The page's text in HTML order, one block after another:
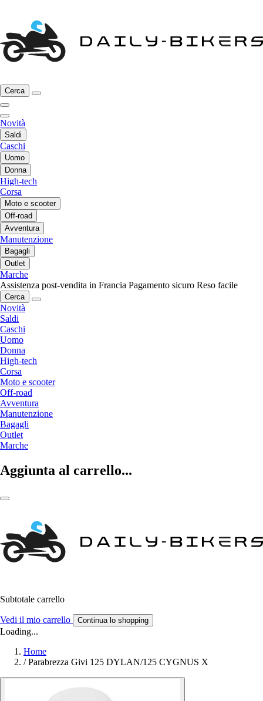
Cerca
Novità
Saldi
Caschi
Uomo
Donna
High-tech
Corsa
Moto e scooter
Off-road
Avventura
Manutenzione
Bagagli
Outlet
Marche
Assistenza post-vendita in Francia Pagamento sicuro Reso facile
Cerca
Novità
Saldi
Caschi
Uomo
Donna
High-tech
Corsa
Moto e scooter
Off-road
Avventura
Manutenzione
Bagagli
Outlet
Marche
Aggiunta al carrello...
Subtotale carrello
Vedi il mio carrello Continua lo shopping
Loading...
Home
/ Parabrezza Givi 125 DYLAN/125 CYGNUS X